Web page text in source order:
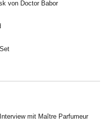
von Doctor Babor
mit Maître Parfumeur